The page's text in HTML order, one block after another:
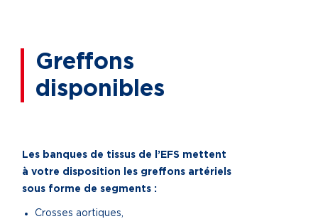
Greffons
disponibles
Les banques de tissus de l’EFS mettent
à votre disposition les greffons artériels
sous forme de segments :
Crosses aortiques,